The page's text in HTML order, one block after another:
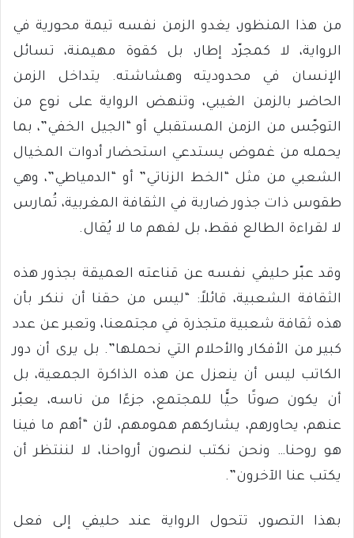
من هذا المنظور، يغدو الزمن نفسه تيمة محورية في
الرواية، لا كمجرّد إطار، بل كقوة مهيمنة، تسائل
الإنسان في محدوديته وهشاشته. يتداخل الزمن
الحاضر بالزمن الغيبي، وتنهض الرواية على نوع من
التوجّس من الزمن المستقبلي أو “الجيل الخفي”، بما
يحمله من غموض يستدعي استحضار أدوات المخيال
الشعبي من مثل “الخط الزناتي” أو “الدمياطي”، وهي
طقوس ذات جذور ضاربة في الثقافة المغربية، تُمارس
لا لقراءة الطالع فقط، بل لفهم ما لا يُقال.
وقد عبّر حليفي نفسه عن قناعته العميقة بجذور هذه
الثقافة الشعبية، قائلاً: “ليس من حقنا أن ننكر بأن
هذه ثقافة شعبية متجذرة في مجتمعنا، وتعبر عن عدد
كبير من الأفكار والأحلام التي نحملها”. بل يرى أن دور
الكاتب ليس أن ينعزل عن هذه الذاكرة الجمعية، بل
أن يكون صوتًا حيًّا للمجتمع، جزءًا من ناسه، يعبّر
عنهم، يحاورهم، يشاركهم همومهم، لأن “أهم ما فينا
هو روحنا… ونحن نكتب لنصون أرواحنا، لا لننتظر أن
يكتب عنا الآخرون”.
بهذا التصور، تتحول الرواية عند حليفي إلى فعل